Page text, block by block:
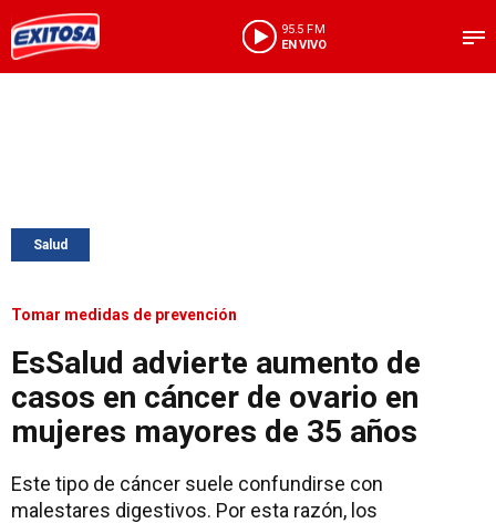
95.5 FM
EN VIVO
Salud
Tomar medidas de prevención
EsSalud advierte aumento de
casos en cáncer de ovario en
mujeres mayores de 35 años
Este tipo de cáncer suele confundirse con
malestares digestivos. Por esta razón, los